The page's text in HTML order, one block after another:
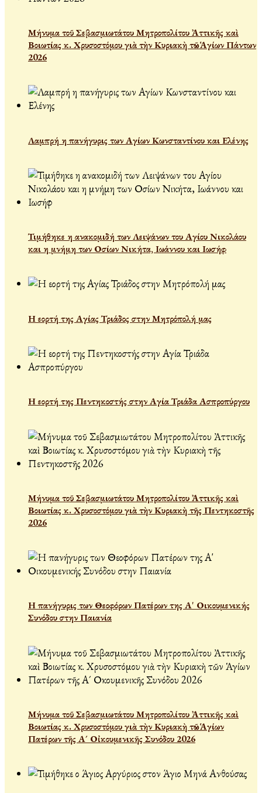
Μήνυμα τοῦ Σεβασμιωτάτου Μητροπολίτου Ἀττικῆς καὶ
Βοιωτίας κ. Χρυσοστόμου γιὰ τὴν Κυριακὴ τῶν Ἁγίων Πάντων
2026
Λαμπρή η πανήγυρις των Αγίων Κωνσταντίνου και Ελένης
Τιμήθηκε η ανακομιδή των Λειψάνων του Αγίου Νικολάου
και η μνήμη των Οσίων Νικήτα, Ιωάννου και Ιωσήφ
Η εορτή της Αγίας Τριάδος στην Μητρόπολή μας
Η εορτή της Πεντηκοστής στην Αγία Τριάδα Ασπροπύργου
Μήνυμα τοῦ Σεβασμιωτάτου Μητροπολίτου Ἀττικῆς καὶ
Βοιωτίας κ. Χρυσοστόμου γιὰ τὴν Κυριακὴ τῆς Πεντηκοστῆς
2026
Η πανήγυρις των Θεοφόρων Πατέρων της Α' Οικουμενικής
Συνόδου στην Παιανία
Μήνυμα τοῦ Σεβασμιωτάτου Μητροπολίτου Ἀττικῆς καὶ
Βοιωτίας κ. Χρυσοστόμου γιὰ τὴν Κυριακὴ τῶν Ἁγίων
Πατέρων τῆς Α´ Οἰκουμενικῆς Συνόδου 2026